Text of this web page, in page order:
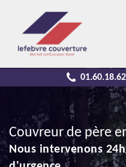
Couvreur de père
Nous intervenons